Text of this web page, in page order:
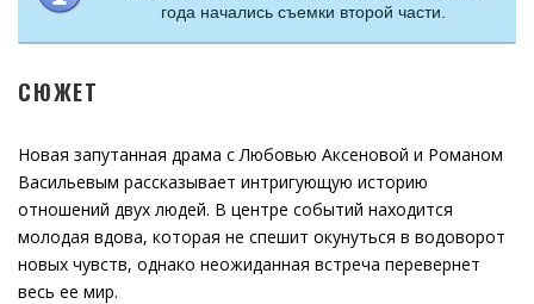
года начались съемки второй части.
СЮЖЕТ
Новая запутанная драма с Любовью Аксеновой и Романом
Васильевым рассказывает интригующую историю
отношений двух людей. В центре событий находится
молодая вдова, которая не спешит окунуться в водоворот
новых чувств, однако неожиданная встреча перевернет
весь ее мир.